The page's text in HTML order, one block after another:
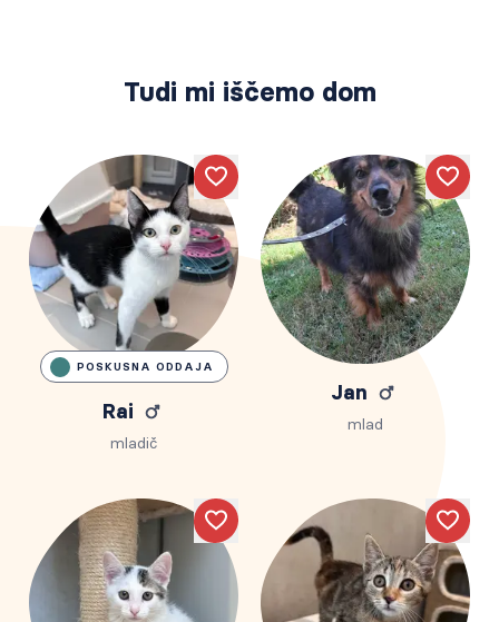
Tudi mi iščemo dom
Like
POSKUSNA ODDAJA
Rai
mladič
Like
Jan
mlad
Like Like